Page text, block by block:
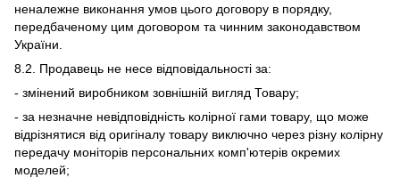
неналежне виконання умов цього договору в порядку,
передбаченому цим договором та чинним законодавством
України.
8.2. Продавець не несе відповідальності за:
- змінений виробником зовнішній вигляд Товару;
- за незначне невідповідність колірної гами товару, що може
відрізнятися від оригіналу товару виключно через різну колірну
передачу моніторів персональних комп'ютерів окремих
моделей;